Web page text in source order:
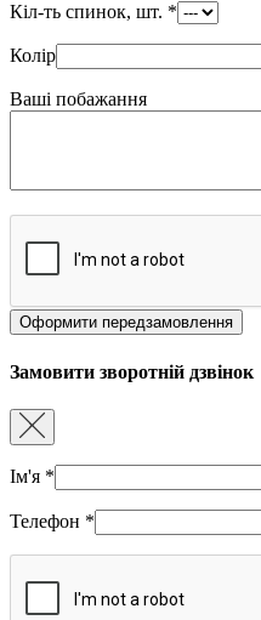
Кіл-ть спинок, шт. *
Колір
Ваші побажання
Замовити зворотній дзвінок
Ім'я *
Телефон *